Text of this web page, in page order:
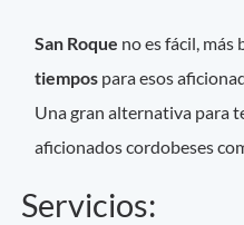
San Roque no es fácil, más
tiempos para esos
Una gran alternativa para
aficionados cordobeses
Servicios: